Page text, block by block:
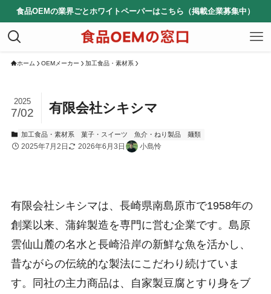
食品OEMの業界ごとホワイトペーパーはこちら（掲載企業募集中）
ホーム OEMメーカー 加工食品・素材系
有限会社シキシマ
2025
7/02
加工食品・素材系 菓子・スイーツ 魚介・ねり製品 麺類
2025年7月2日 2026年6月3日 小島怜
有限会社シキシマは、長崎県南島原市で1958年の
創業以来、蒲鉾製造を専門に営む企業です。島原
雲仙山麓の名水と長崎沿岸の新鮮な魚を活かし、
昔ながらの伝統的な製法にこだわり続けていま
す。同社の主力商品は、自家製豆腐とすり身をブ